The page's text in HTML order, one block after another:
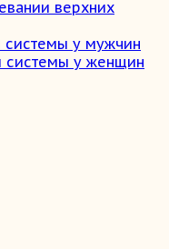
верхних
системы у мужчин
системы у женщин